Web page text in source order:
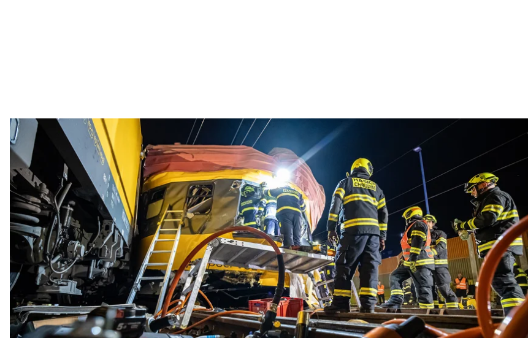
Авария пассажирского и грузового поездов в Чехии, 6 июня 2024 года
Пожарно-спасательная служба Чехии
Известно о двух погибших гражданках Украины в результате аварии в Чехии, где пассажирский
поезд, следовавший в украинский город Чоп, столкнулся с грузовым поездом.
Об этом
сообщила пресс-служба Министерства иностранных дел Украины.
«По предварительной информации, погибли четыре человека. Среди них — две гражданки Украины,
гражданство других погибших уточняется», — рассказали в МИД.
Чиновник консульства Украины в Брно находится на месте происшествия и на постоянной связи
со спасательными и правоохранительными органами, добавили в ведомстве.